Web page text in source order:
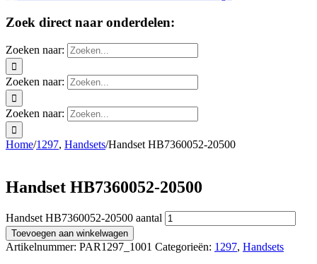
Zoek direct naar onderdelen:
Zoeken naar:
Zoeken naar:
Zoeken naar:
Home/1297, Handsets/Handset HB7360052-20500
Handset HB7360052-20500
Handset HB7360052-20500 aantal
Toevoegen aan winkelwagen
Artikelnummer: PAR1297_1001 Categorieën: 1297, Handsets